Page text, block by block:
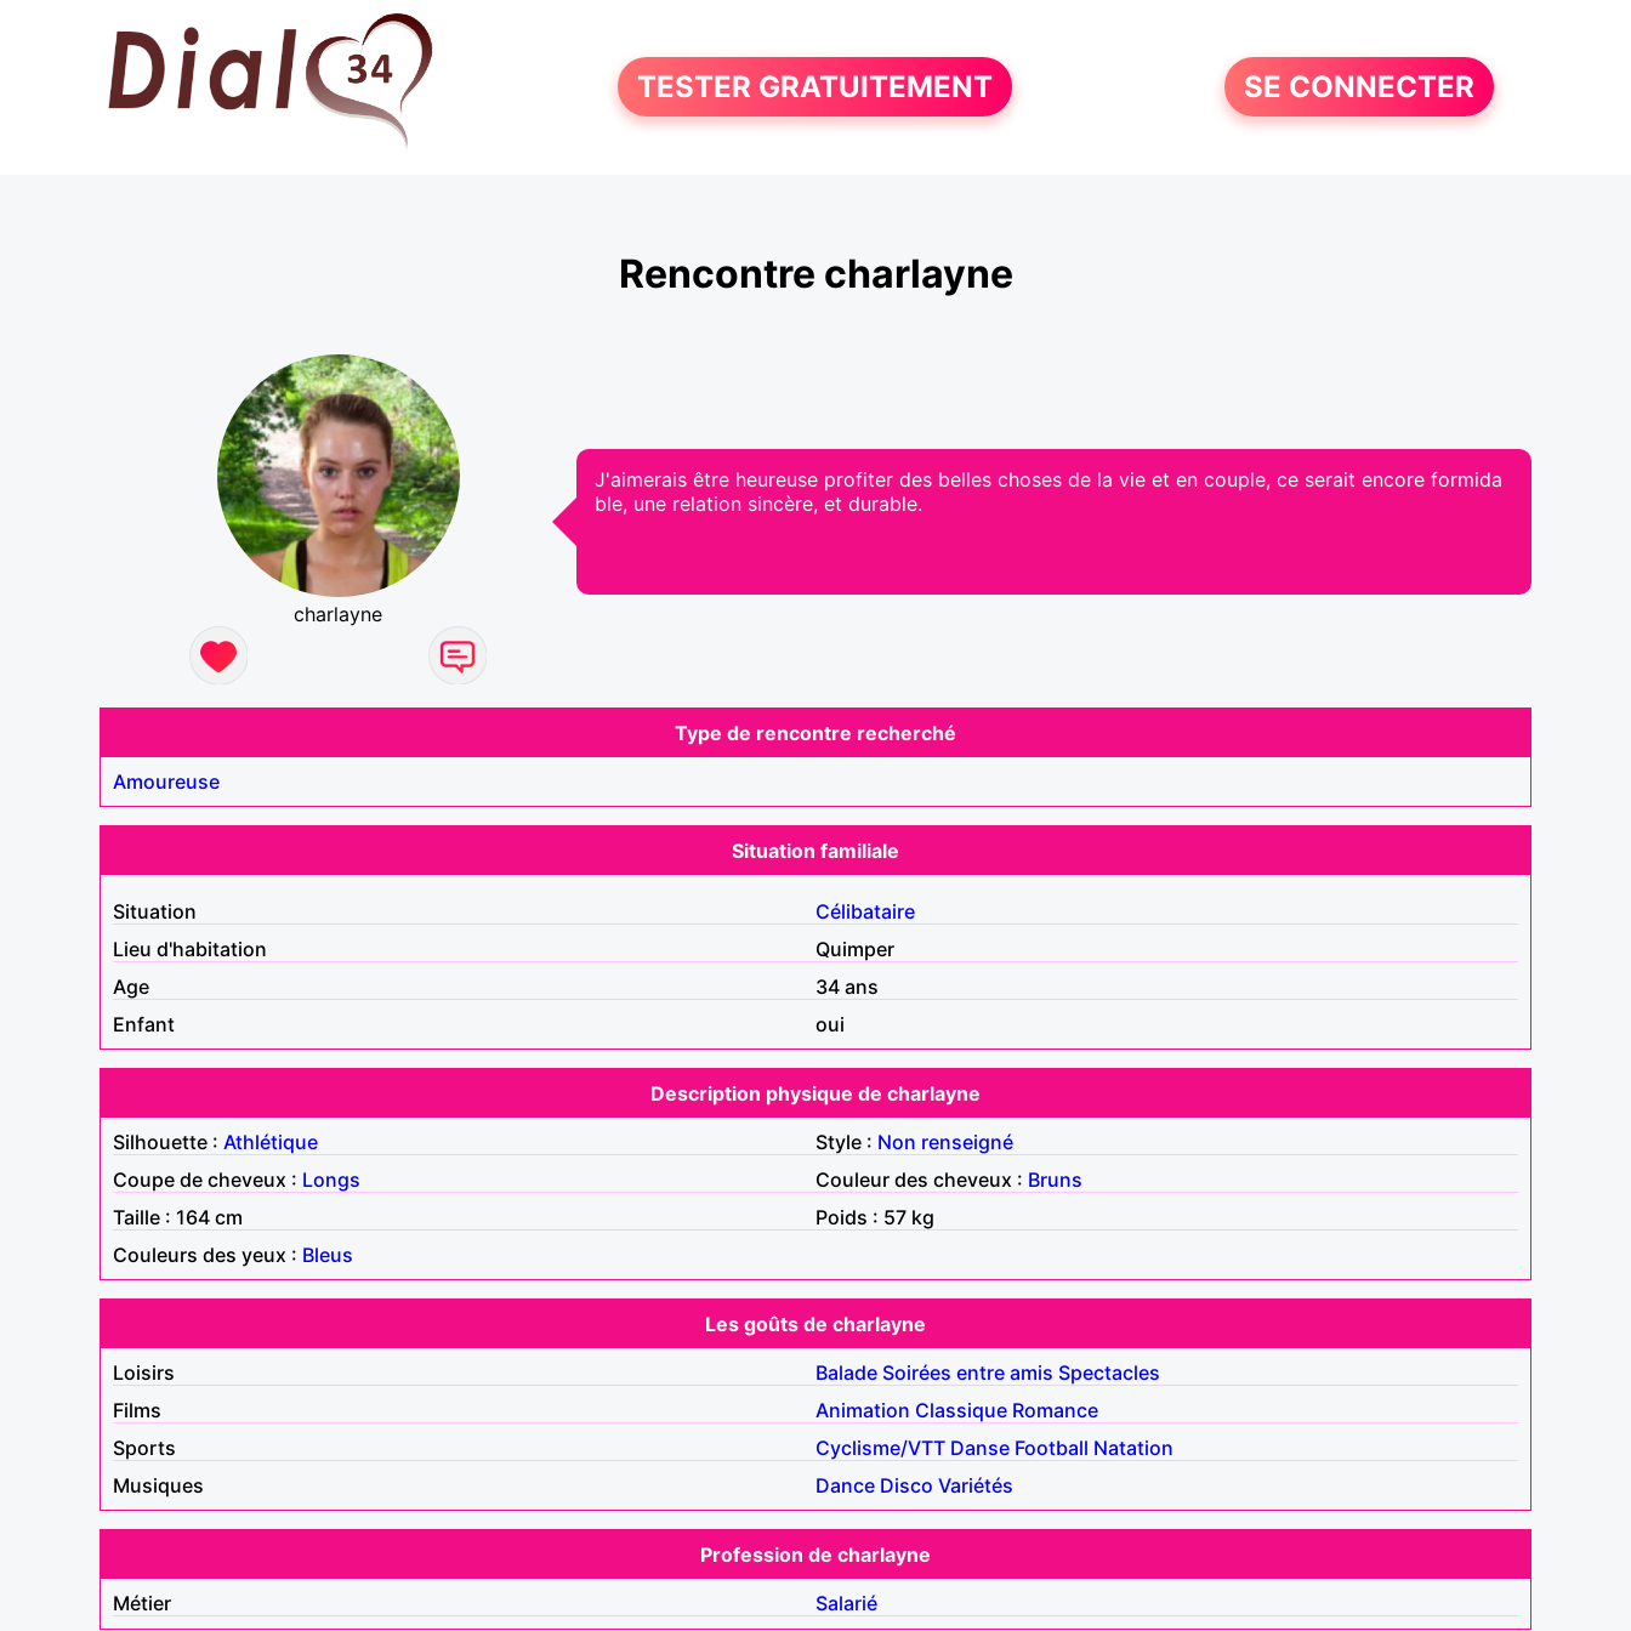
TESTER GRATUITEMENT SE CONNECTER
Rencontre charlayne
charlayne
J'aimerais être heureuse profiter des belles choses de la vie et en couple, ce serait encore formida
ble, une relation sincère, et durable.
Type de rencontre recherché
Amoureuse
Situation familiale
Situation
Célibataire
Lieu d'habitation
Quimper
Age
34 ans
Enfant
oui
Description physique de charlayne
Silhouette : Athlétique Style : Non renseigné
Coupe de cheveux : Longs Couleur des cheveux : Bruns
Taille : 164 cm
Poids : 57 kg
Couleurs des yeux : Bleus
Les goûts de charlayne
Loisirs
Balade Soirées entre amis Spectacles
Films
Animation Classique Romance
Sports
Cyclisme/VTT Danse Football Natation
Musiques
Dance Disco Variétés
Profession de charlayne
Métier
Salarié